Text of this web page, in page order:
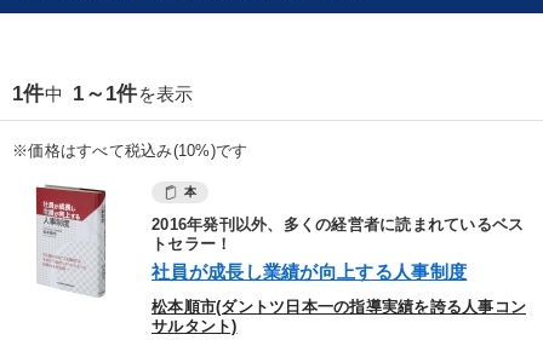
1件中 1～1件を表示
※価格はすべて税込み(10%)です
本
2016年発刊以外、多くの経営者に読まれているベス
トセラー！
社員が成長し業績が向上する人事制度
松本順市(ダントツ日本一の指導実績を誇る人事コン
サルタント)